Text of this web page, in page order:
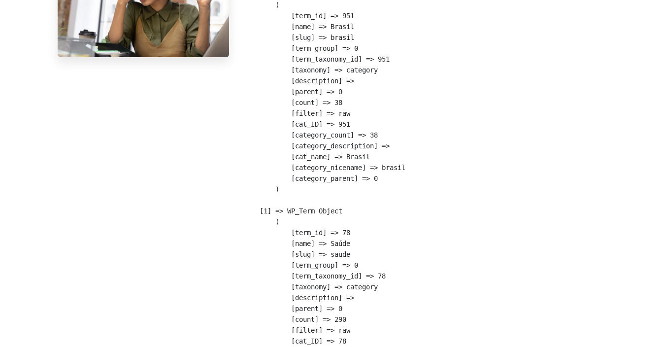
        (
            [term_id] => 951
            [name] => Brasil
            [slug] => brasil
            [term_group] => 0
            [term_taxonomy_id] => 951
            [taxonomy] => category
            [description] =>
            [parent] => 0
            [count] => 38
            [filter] => raw
            [cat_ID] => 951
            [category_count] => 38
            [category_description] =>
            [cat_name] => Brasil
            [category_nicename] => brasil
            [category_parent] => 0
        )
    [1] => WP_Term Object
        (
            [term_id] => 78
            [name] => Saúde
            [slug] => saude
            [term_group] => 0
            [term_taxonomy_id] => 78
            [taxonomy] => category
            [description] =>
            [parent] => 0
            [count] => 290
            [filter] => raw
            [cat_ID] => 78